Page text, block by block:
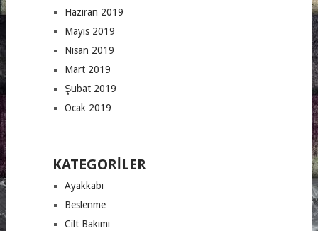
Haziran 2019
Mayıs 2019
Nisan 2019
Mart 2019
Şubat 2019
Ocak 2019
KATEGORILER
Ayakkabı
Beslenme
Cilt Bakımı